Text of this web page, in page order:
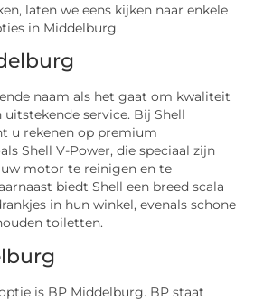
laten we eens kijken naar enkele
in Middelburg.
naam als het gaat om kwaliteit
uitstekende service. Bij Shell
u rekenen op premium
Shell V-Power, die speciaal zijn
motor te reinigen en te
biedt Shell een breed scala
in hun winkel, evenals schone
toiletten.
is BP Middelburg. BP staat